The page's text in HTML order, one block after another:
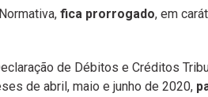
fica prorrogado, em
de Débitos e Créditos
de abril, maio e junho de 2020,